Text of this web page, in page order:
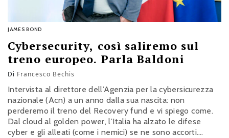
JAMES BOND
Cybersecurity, così saliremo sul
treno europeo. Parla Baldoni
Di Francesco Bechis
Intervista al direttore dell’Agenzia per la cybersicurezza
nazionale (Acn) a un anno dalla sua nascita: non
perderemo il treno del Recovery fund e vi spiego come.
Dal cloud al golden power, l’Italia ha alzato le difese
cyber e gli alleati (come i nemici) se ne sono accorti.